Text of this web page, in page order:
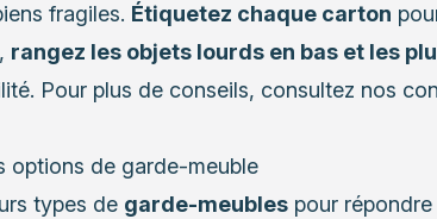
fragiles. Étiquetez chaque carton
rangez les objets lourds en bas et les
Pour plus de conseils, consultez nos
options de garde-meuble
types de garde-meublespour répondre